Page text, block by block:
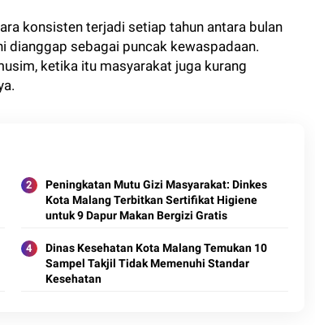
konsisten terjadi setiap tahun antara bulan
dianggap sebagai puncak kewaspadaan.
ketika itu masyarakat juga kurang
Peningkatan Mutu Gizi Masyarakat: Dinkes
Kota Malang Terbitkan Sertifikat Higiene
untuk 9 Dapur Makan Bergizi Gratis
Dinas Kesehatan Kota Malang Temukan 10
Sampel Takjil Tidak Memenuhi Standar
Kesehatan